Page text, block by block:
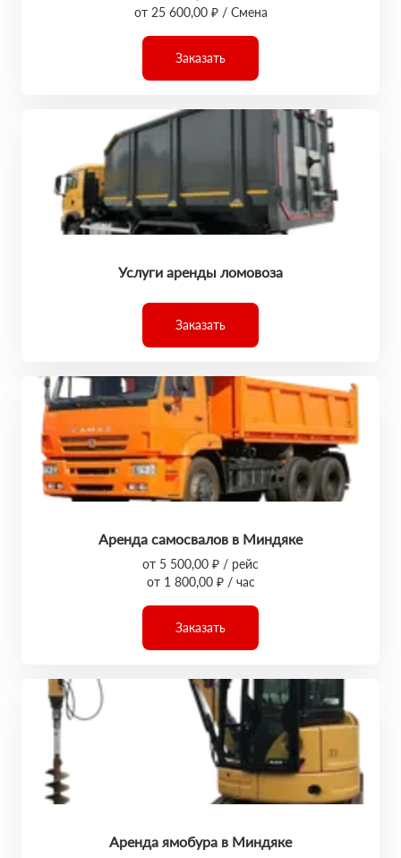
от 25 600,00 ₽ / Смена
Заказать
Услуги аренды ломовоза
Заказать
Аренда самосвалов в Миндяке
от 5 500,00 ₽ / рейс
от 1 800,00 ₽ / час
Заказать
Аренда ямобура в Миндяке